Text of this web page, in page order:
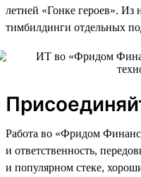
летней «Гонке героев».
тимбилдинги отдельных
Работа во «Фридом
и ответственность,
и популярном стеке,